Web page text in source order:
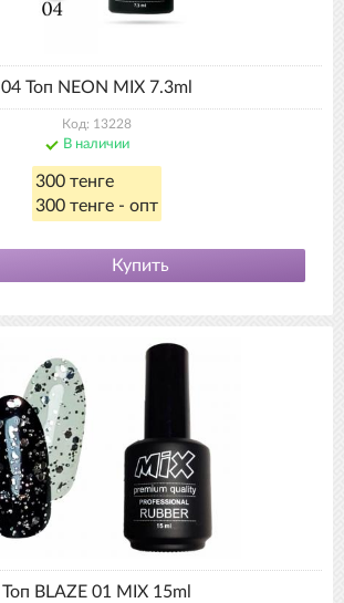
04 Топ NEON MIX 7.3ml
Код: 13228
В наличии
300 тенге
300 тенге - опт
Купить
Топ BLAZE 01 MIX 15ml